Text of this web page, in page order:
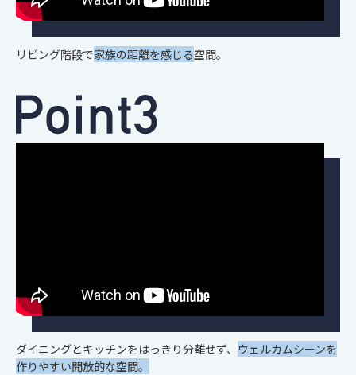
リビング階段で家族の距離を感じる空間。
ダイニングとキッチンをはっきり分離せず、 ウェルカムシーンを
作りやすい開放的な空間。